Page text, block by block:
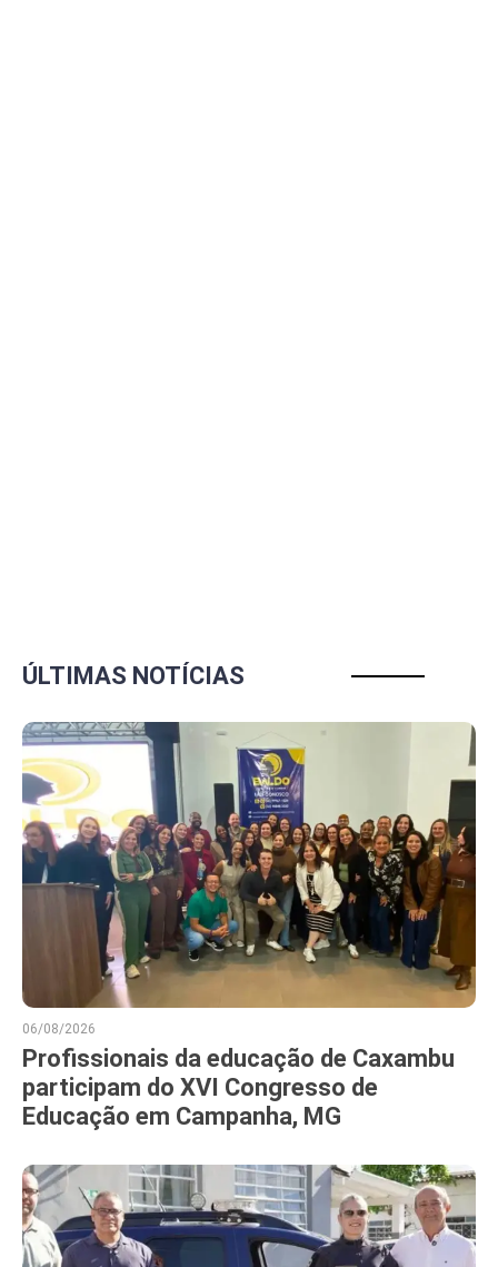
ÚLTIMAS NOTÍCIAS
06/08/2026
Profissionais da educação de Caxambu
participam do XVI Congresso de
Educação em Campanha, MG